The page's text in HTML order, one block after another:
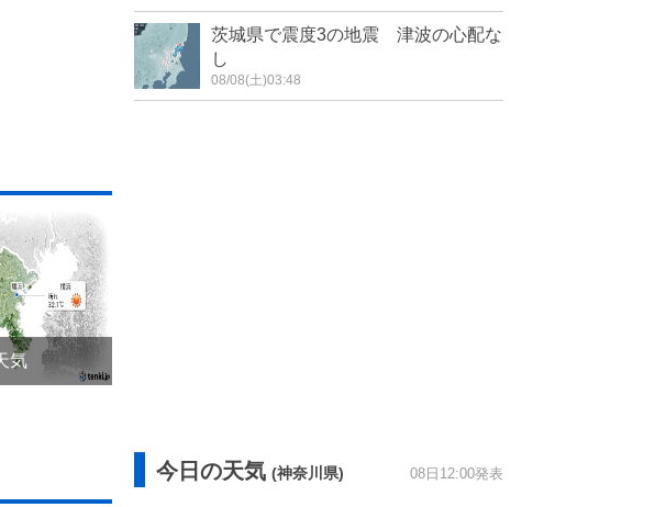
気
茨城県で震度3の地震 津波の心配な
し
08/08(土)03:48
今日の天気 (神奈川県) 08日12:00発表